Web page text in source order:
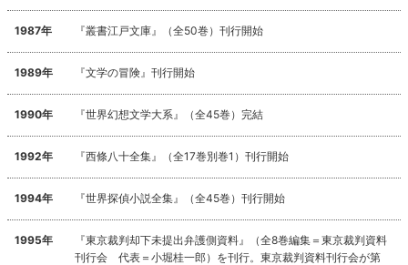
1987年 『叢書江戸文庫』（全50巻）刊行開始
1989年 『文学の冒険』刊行開始
1990年 『世界幻想文学大系』（全45巻）完結
1992年 『西條八十全集』（全17巻別巻1）刊行開始
1994年 『世界探偵小説全集』（全45巻）刊行開始
1995年
『東京裁判却下未提出弁護側資料』（全8巻編集＝東京裁判資料
刊行会 代表＝小堀桂一郎）を刊行。東京裁判資料刊行会が第